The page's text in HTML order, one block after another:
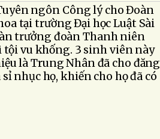
ngôn Công lý cho Đoàn
tại trường Đại học Luật Sài
trưởng đoàn Thanh niên
tội vu khống. 3 sinh viên này
là Trung Nhân đã cho đăng
nhục họ, khiến cho họ đã có